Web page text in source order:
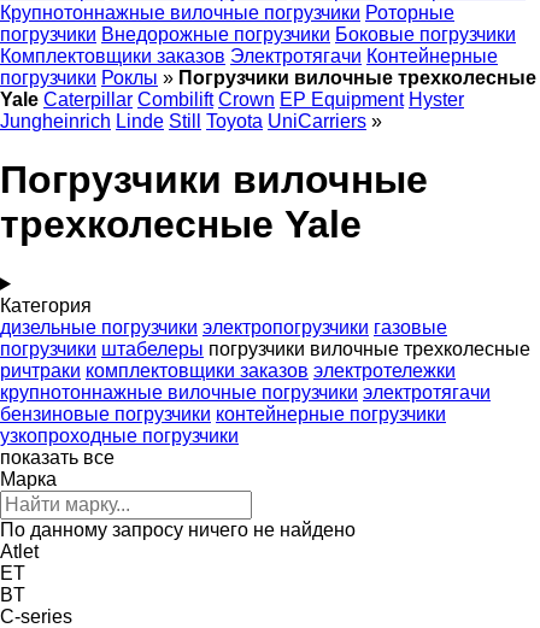
Крупнотоннажные вилочные погрузчики Роторные
погрузчики Внедорожные погрузчики Боковые погрузчики
Комплектовщики заказов Электротягачи Контейнерные
погрузчики Роклы » Погрузчики вилочные трехколесные
Yale Caterpillar Combilift Crown EP Equipment Hyster
Jungheinrich Linde Still Toyota UniCarriers »
Погрузчики вилочные
трехколесные Yale
Категория
дизельные погрузчики электропогрузчики газовые
погрузчики штабелеры погрузчики вилочные трехколесные
ричтраки комплектовщики заказов электротележки
крупнотоннажные вилочные погрузчики электротягачи
бензиновые погрузчики контейнерные погрузчики
узкопроходные погрузчики
показать все
Марка
По данному запросу ничего не найдено
Atlet
ET
BT
C-series